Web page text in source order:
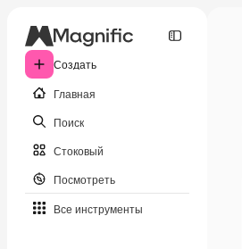
Создать
Главная
Поиск
Стоковый
Посмотреть
Все инструменты